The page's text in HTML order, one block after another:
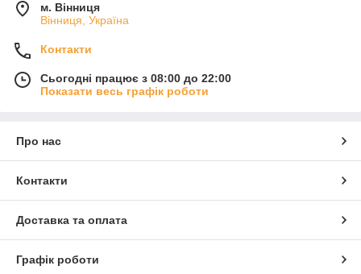
м. Вінниця
Вінниця, Україна
Контакти
Сьогодні працює з 08:00 до 22:00
Показати весь графік роботи
Про нас
Контакти
Доставка та оплата
Графік роботи